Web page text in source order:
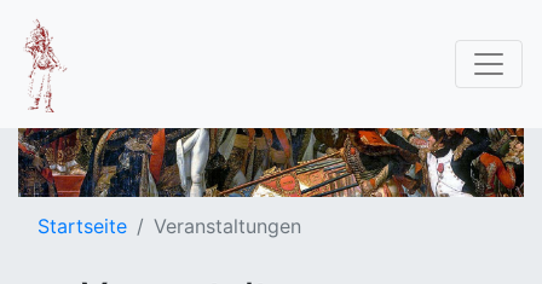
Startseite Veranstaltungen